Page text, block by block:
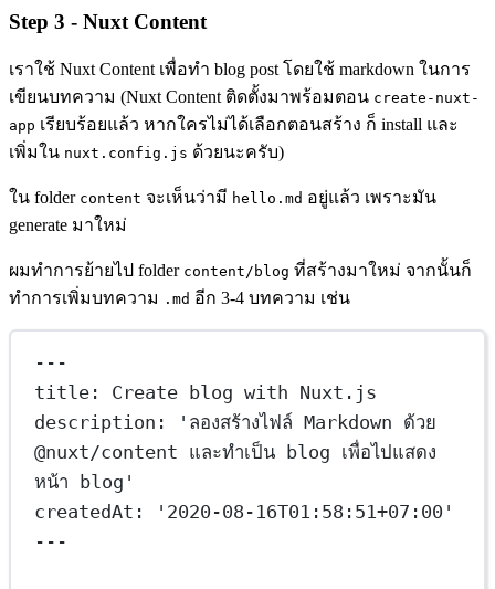
Step 3 - Nuxt Content
เราใช้ Nuxt Content เพื่อทำ blog post โดยใช้ markdown ในการ
เขียนบทความ (Nuxt Content ติดตั้งมาพร้อมตอน create-nuxt-
app เรียบร้อยแล้ว หากใครไม่ได้เลือกตอนสร้าง ก็ install และ
เพิ่มใน nuxt.config.js ด้วยนะครับ)
ใน folder content จะเห็นว่ามี hello.md อยู่แล้ว เพราะมัน
generate มาใหม่
ผมทำการย้ายไป folder content/blog ที่สร้างมาใหม่ จากนั้นก็
ทำการเพิ่มบทความ .md อีก 3-4 บทความ เช่น
---
title : Create blog with Nuxt.js
description :
'ลองสร้างไฟล์ Markdown ด้วย
@nuxt/content และทำเป็น blog เพื่อไปแสดง
หน้า blog'
createdAt :
'2020-08-16T01:58:51+07:00'
---